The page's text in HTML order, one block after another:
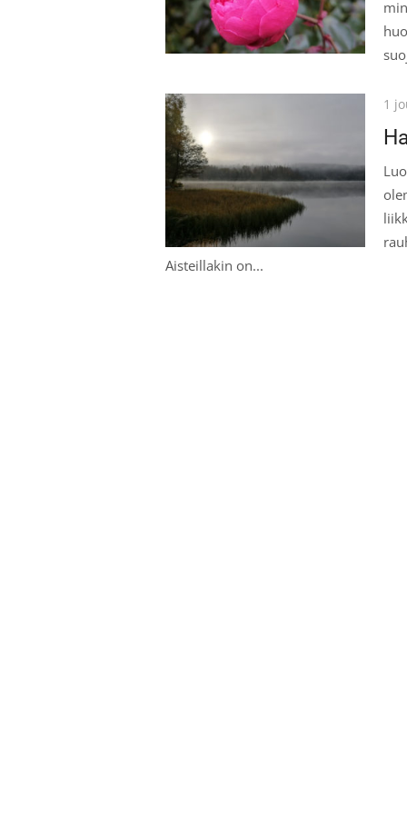
on
1
Aisteillakin on...